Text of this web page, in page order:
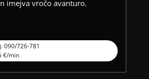
imejva vročo avanturo.
090/726-781
€/min